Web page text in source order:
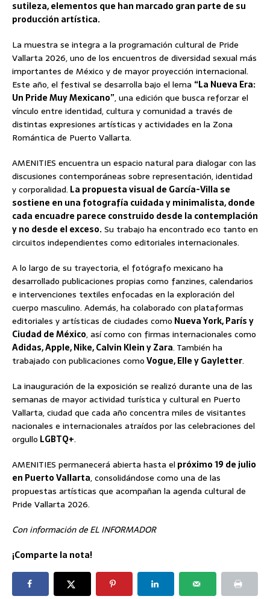
sutileza, elementos que han marcado gran parte de su
producción artística.
La muestra se integra a la programación cultural de Pride
Vallarta 2026, uno de los encuentros de diversidad sexual más
importantes de México y de mayor proyección internacional.
Este año, el festival se desarrolla bajo el lema “La Nueva Era:
Un Pride Muy Mexicano”, una edición que busca reforzar el
vínculo entre identidad, cultura y comunidad a través de
distintas expresiones artísticas y actividades en la Zona
Romántica de Puerto Vallarta.
AMENITIES encuentra un espacio natural para dialogar con las
discusiones contemporáneas sobre representación, identidad
y corporalidad. La propuesta visual de García-Villa se
sostiene en una fotografía cuidada y minimalista, donde
cada encuadre parece construido desde la contemplación
y no desde el exceso.Su trabajo ha encontrado eco tanto en
circuitos independientes como editoriales internacionales.
A lo largo de su trayectoria, el fotógrafo mexicano ha
desarrollado publicaciones propias como fanzines, calendarios
e intervenciones textiles enfocadas en la exploración del
cuerpo masculino. Además, ha colaborado con plataformas
editoriales y artísticas de ciudades como Nueva York, París y
Ciudad de México, así como con firmas internacionales como
Adidas, Apple, Nike, Calvin Klein y Zara. También ha
trabajado con publicaciones comoVogue, Elle y Gayletter.
La inauguración de la exposición se realizó durante una de las
semanas de mayor actividad turística y cultural en Puerto
Vallarta, ciudad que cada año concentra miles de visitantes
nacionales e internacionales atraídos por las celebraciones del
orgullo LGBTQ+.
AMENITIES permanecerá abierta hasta el próximo 19 de julio
en Puerto Vallarta, consolidándose como una de las
propuestas artísticas que acompañan la agenda cultural de
Pride Vallarta 2026.
Con información de EL INFORMADOR
¡Comparte la nota!